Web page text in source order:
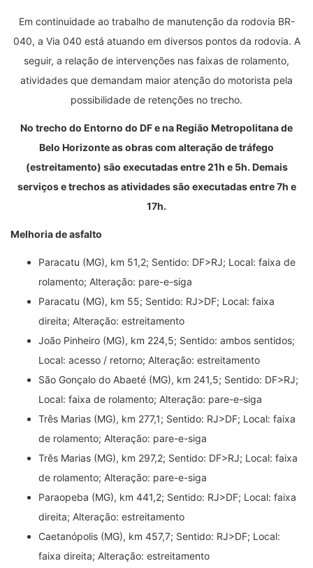
Em continuidade ao trabalho de manutenção da rodovia BR-
040, a Via 040 está atuando em diversos pontos da rodovia. A
seguir, a relação de intervenções nas faixas de rolamento,
atividades que demandam maior atenção do motorista pela
possibilidade de retenções no trecho.
No trecho do Entorno do DF e na Região Metropolitana de
Belo Horizonte as obras com alteração de tráfego
(estreitamento) são executadas entre 21h e 5h. Demais
serviços e trechos as atividades são executadas entre 7h e
17h.
Melhoria de asfalto
Paracatu (MG), km 51,2; Sentido: DF>RJ; Local: faixa de
rolamento; Alteração: pare-e-siga
Paracatu (MG), km 55; Sentido: RJ>DF; Local: faixa
direita; Alteração: estreitamento
João Pinheiro (MG), km 224,5; Sentido: ambos sentidos;
Local: acesso / retorno; Alteração: estreitamento
São Gonçalo do Abaeté (MG), km 241,5; Sentido: DF>RJ;
Local: faixa de rolamento; Alteração: pare-e-siga
Três Marias (MG), km 277,1; Sentido: RJ>DF; Local: faixa
de rolamento; Alteração: pare-e-siga
Três Marias (MG), km 297,2; Sentido: DF>RJ; Local: faixa
de rolamento; Alteração: pare-e-siga
Paraopeba (MG), km 441,2; Sentido: RJ>DF; Local: faixa
direita; Alteração: estreitamento
Caetanópolis (MG), km 457,7; Sentido: RJ>DF; Local:
faixa direita; Alteração: estreitamento